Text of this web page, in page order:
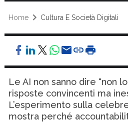
Home Cultura E Società Digitali
Le AI non sanno dire “non
risposte convincenti ma
L’esperimento sulla
mostra perché